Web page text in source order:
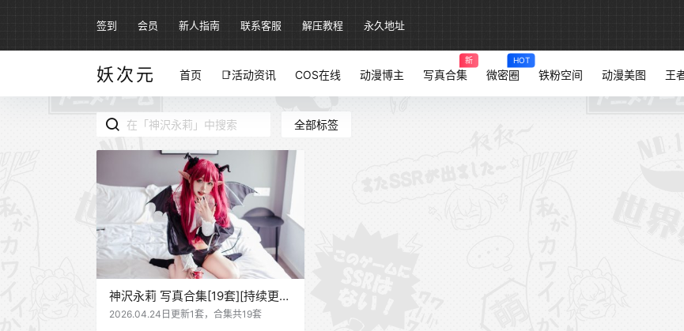
签到 会员 新人指南 联系客服 解压教程 永久地址
妖次元 首页 📑活动资讯 COS在线 动漫博主 写真合集
新
微密圈
HOT
铁粉空间 动漫美图 王
全部标签
神沢永莉 写真合集[19套][持续更
新]
2026.04.24日更新1套，合集共19套